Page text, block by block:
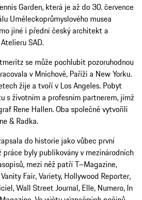
Garden, která je až do 30. července
Uměleckoprůmyslového musea
jiné i přední český architekt a
SAD.
se může pochlubit pozoruhodnou
v Mnichově, Paříži a New Yorku.
žije a tvoří v Los Angeles. Pobyt
s životním a profesním partnerem, jímž
Rene Hallen. Oba společně vytvořili
& Radka.
do historie jako vůbec první
byly publikovány v mezinárodních
mezi něž patří T–Magazine,
Fair, Variety, Hollywood Reporter,
Wall Street Journal, Elle, Numero, In